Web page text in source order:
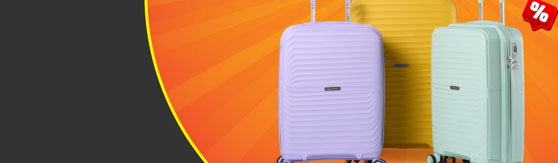
vali kéo được thiết kế bằng vỏ nhựa bên ngoài nên có thể giúp bạn dễ dàng
sinh sạch sẽ hơn.
Được thiết kế chắc chắn nên phần diện tích bên trong không thể nới rộng ra.
đồ sử dụng của bạn không được nhiều.
Vali kéo vỏ nhựa thường nặng và khó khăn hơn nếu như bạn là con gái.
Dễ dàng vệ sinh những cũng rất dễ gây trầy, xước hoặc méo mó nếu bị va